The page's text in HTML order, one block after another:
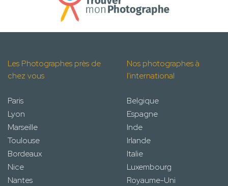
Les Photographes près de
chez vous
Paris
Lyon
Marseille
Toulouse
Bordeaux
Nice
Nantes
Nos photographes à
l'international
Belgique
Espagne
Inde
Irlande
Italie
Luxembourg
Royaume-Uni